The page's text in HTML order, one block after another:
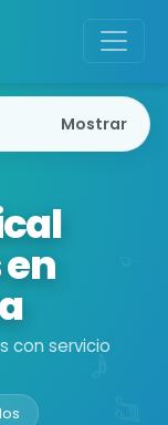
con servicio
Mostrar